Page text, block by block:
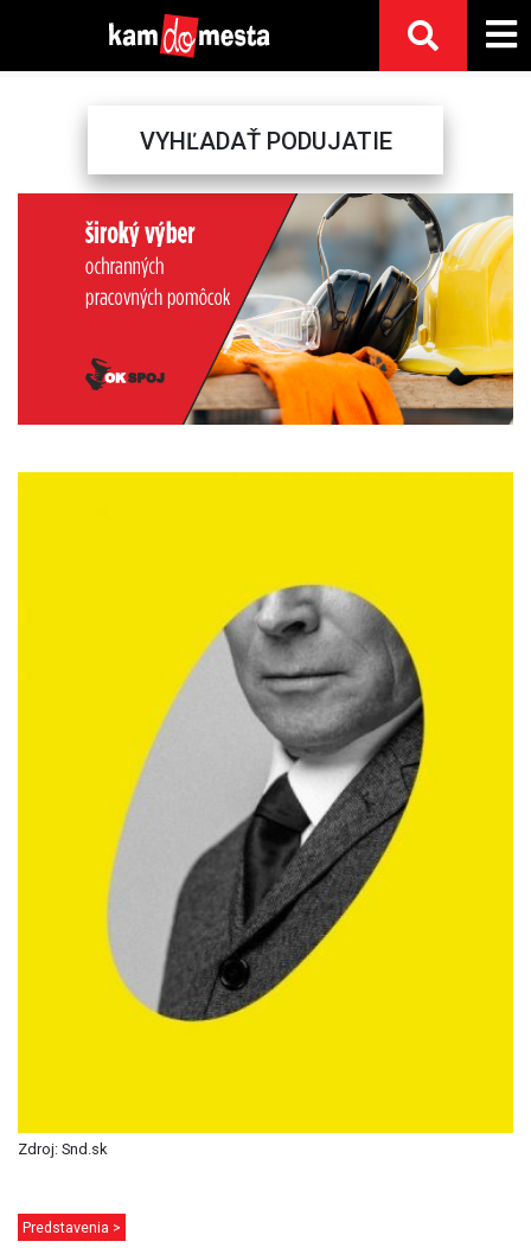
VYHĽADAŤ PODUJATIE
Next
Zdroj: Snd.sk
Predstavenia >